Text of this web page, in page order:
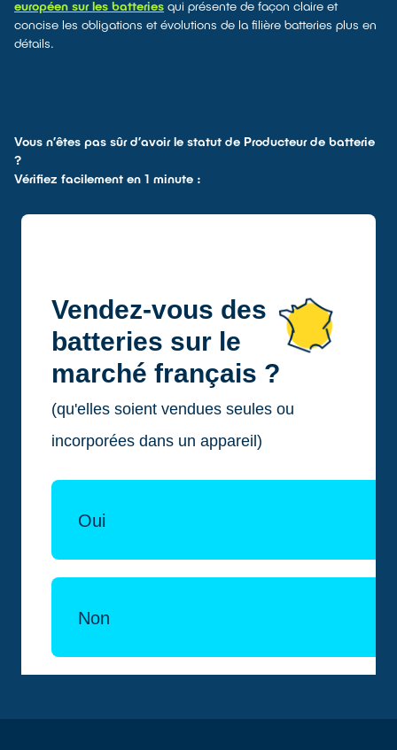
européen sur les batteries qui présente de façon claire et
concise les obligations et évolutions de la filière batteries plus en
détails.
Vous n’êtes pas sûr d’avoir le statut de Producteur de batterie
?
Vérifiez facilement en 1 minute :